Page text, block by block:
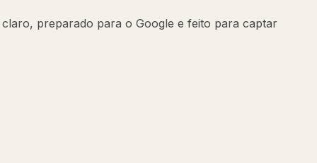
preparado para o Google e feito para captar